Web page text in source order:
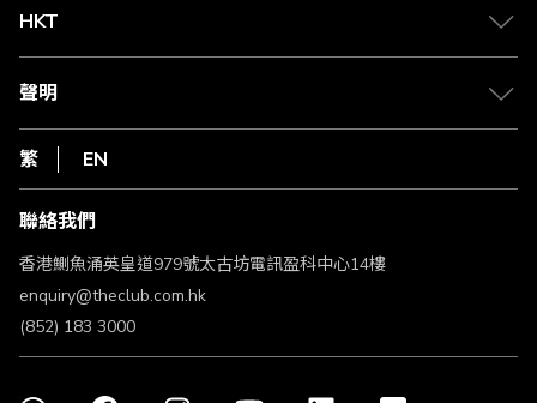
Club Shopping 商品領取站
常見問題
HKT
csl.
1010
HKT
聲明
私隱聲明
使用條款
條款及細則
不歧視及不騷擾聲明
認可牌照及通告
繁 EN
聯絡我們
香港鰂魚涌英皇道979號太古坊電訊盈科中心14樓
enquiry@theclub.com.hk
(852) 183 3000